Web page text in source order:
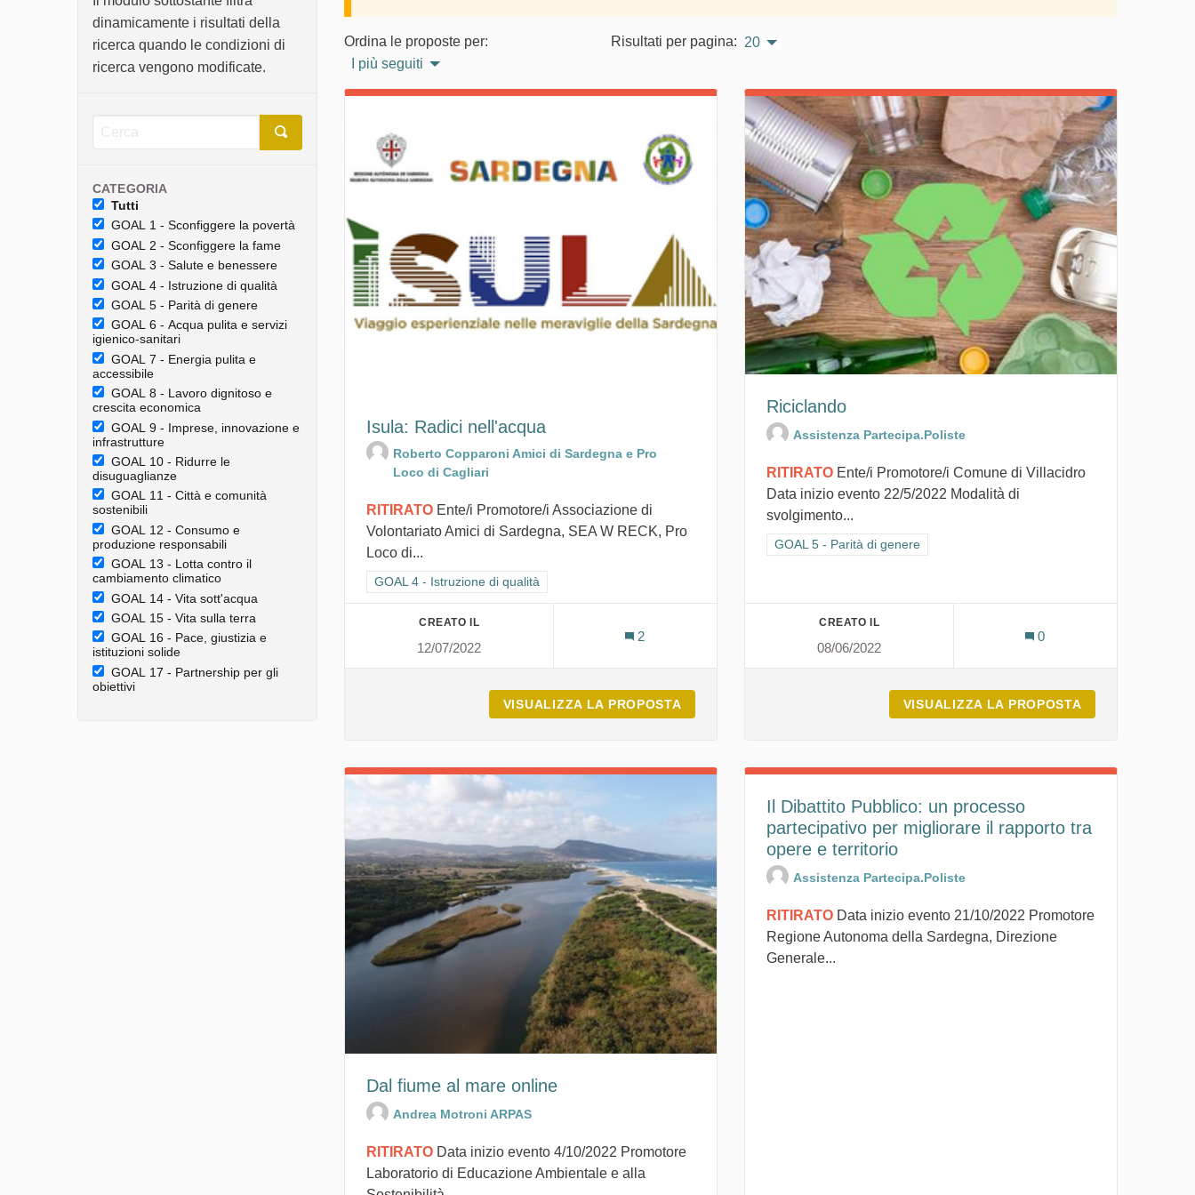
dinamicamente i risultati della
ricerca quando le condizioni di
ricerca vengono modificate.
CATEGORIA
Tutti
GOAL 1 - Sconfiggere la povertà
GOAL 2 - Sconfiggere la fame
GOAL 3 - Salute e benessere
GOAL 4 - Istruzione di qualità
GOAL 5 - Parità di genere
GOAL 6 - Acqua pulita e servizi
igienico-sanitari
GOAL 7 - Energia pulita e
accessibile
GOAL 8 - Lavoro dignitoso e
crescita economica
GOAL 9 - Imprese, innovazione e
infrastrutture
GOAL 10 - Ridurre le
disuguaglianze
GOAL 11 - Città e comunità
sostenibili
GOAL 12 - Consumo e
produzione responsabili
GOAL 13 - Lotta contro il
cambiamento climatico
GOAL 14 - Vita sott'acqua
GOAL 15 - Vita sulla terra
GOAL 16 - Pace, giustizia e
istituzioni solide
GOAL 17 - Partnership per gli
obiettivi
Ordina le proposte per:
I più seguiti
Risultati per pagina: 20
Isula: Radici nell'acqua
Roberto Copparoni Amici di Sardegna e Pro
Loco di Cagliari
RITIRATO Ente/i Promotore/i Associazione di
Volontariato Amici di Sardegna, SEA W RECK, Pro
Loco di...
Filtra i risultati per categoria: GOAL 4 - Istruzione di qualità
GOAL 4 - Istruzione di qualità
CREATO IL
12/07/2022
2
VISUALIZZA LA PROPOSTA
Riciclando
Assistenza Partecipa.Poliste
RITIRATO Ente/i Promotore/i Comune di Villacidro
Data inizio evento 22/5/2022 Modalità di
svolgimento...
Filtra i risultati per categoria: GOAL 5 - Parità di genere
GOAL 5 - Parità di genere
CREATO IL
08/06/2022
0
VISUALIZZA LA PROPOSTA
Dal fiume al mare online
Andrea Motroni ARPAS
RITIRATO Data inizio evento 4/10/2022 Promotore
Laboratorio di Educazione Ambientale e alla
Il Dibattito Pubblico: un processo
partecipativo per migliorare il rapporto tra
opere e territorio
Assistenza Partecipa.Poliste
RITIRATO Data inizio evento 21/10/2022 Promotore
Regione Autonoma della Sardegna, Direzione
Generale...